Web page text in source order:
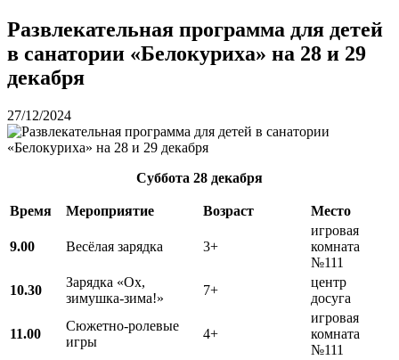
Развлекательная программа для детей
в санатории «Белокуриха» на 28 и 29
декабря
27/12/2024
Суббота 28 декабря
Время Мероприятие Возраст Место
9.00 Весёлая зарядка 3+
игровая
комната
№111
10.30
Зарядка «Ох,
зимушка-зима!»
7+
центр
досуга
11.00
Сюжетно-ролевые
игры
4+
игровая
комната
№111